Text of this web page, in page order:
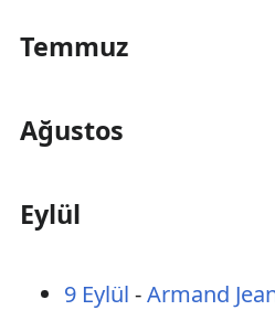
Temmuz
Ağustos
Eylül
9 Eylül -Armand